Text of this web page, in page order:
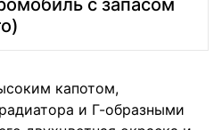
капотом,
и Г-образными